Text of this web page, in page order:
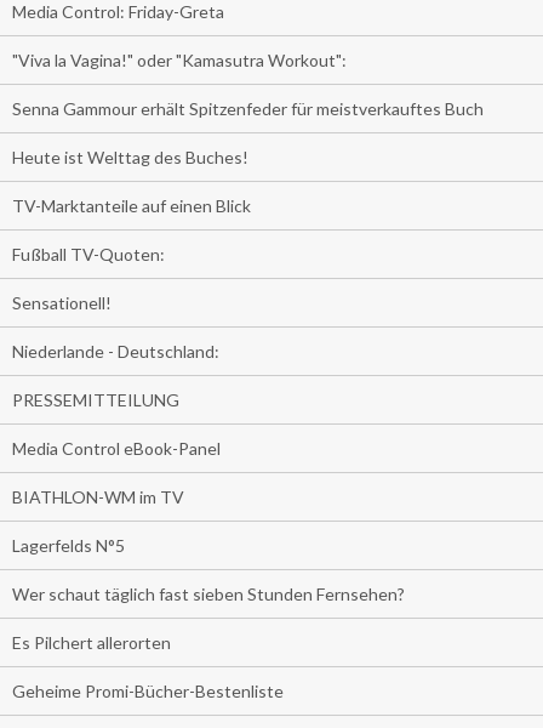
Media Control: Friday-Greta
"Viva la Vagina!" oder "Kamasutra Workout":
Senna Gammour erhält Spitzenfeder für meistverkauftes Buch
Heute ist Welttag des Buches!
TV-Marktanteile auf einen Blick
Fußball TV-Quoten:
Sensationell!
Niederlande - Deutschland:
PRESSEMITTEILUNG
Media Control eBook-Panel
BIATHLON-WM im TV
Lagerfelds N°5
Wer schaut täglich fast sieben Stunden Fernsehen?
Es Pilchert allerorten
Geheime Promi-Bücher-Bestenliste